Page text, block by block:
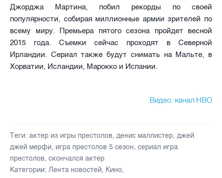
Джорджа Мартина, побил рекорды по своей
популярности, собирая миллионные армии зрителей по
всему миру. Премьера пятого сезона пройдет весной
2015 года. Съемки сейчас проходят в Северной
Ирландии. Сериал также будут снимать на Мальте, в
Хорватии, Исландии, Марокко и Испании.
Видео: канал НВО
Теги: актер из игры престолов, денис маллистер, джей
джей мерфи, игра престолов 5 сезон, сериал игра
престолов, скончался актер
Категории: Лента новостей, Кино,